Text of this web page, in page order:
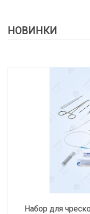
НОВИНКИ
Набор для